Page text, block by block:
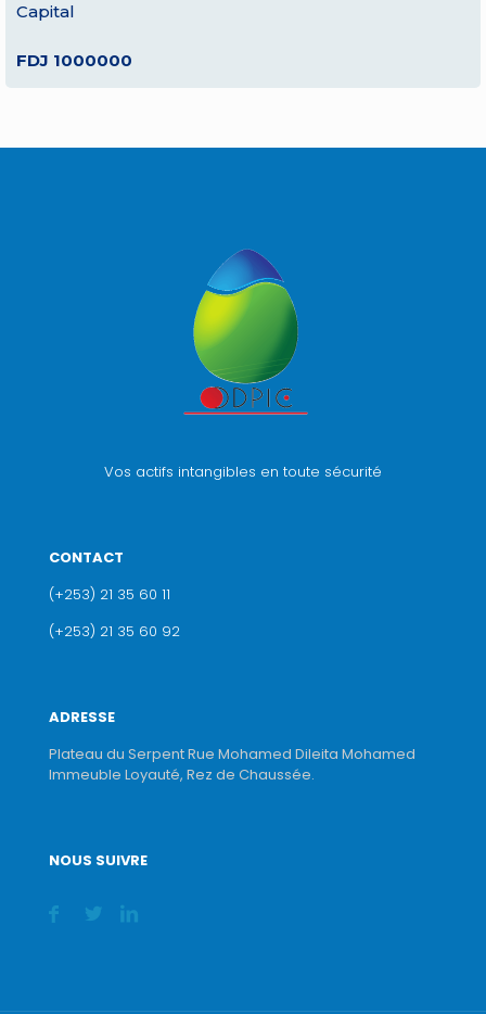
Capital
FDJ 1000000
Vos actifs intangibles en toute sécurité
CONTACT
(+253) 21 35 60 11
(+253) 21 35 60 92
ADRESSE
Plateau du Serpent Rue Mohamed Dileita Mohamed
Immeuble Loyauté, Rez de Chaussée.
NOUS SUIVRE